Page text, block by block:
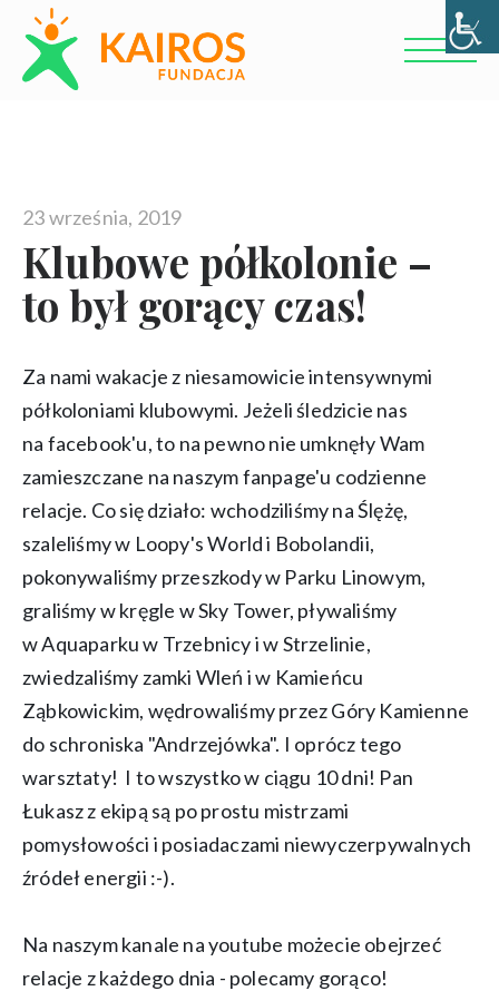
23 września, 2019
Klubowe półkolonie –
to był gorący czas!
Za nami wakacje z niesamowicie intensywnymi
półkoloniami klubowymi. Jeżeli śledzicie nas
na facebook'u, to na pewno nie umknęły Wam
zamieszczane na naszym fanpage'u codzienne
relacje. Co się działo: wchodziliśmy na Ślężę,
szaleliśmy w Loopy's World i Bobolandii,
pokonywaliśmy przeszkody w Parku Linowym,
graliśmy w kręgle w Sky Tower, pływaliśmy
w Aquaparku w Trzebnicy i w Strzelinie,
zwiedzaliśmy zamki Wleń i w Kamieńcu
Ząbkowickim, wędrowaliśmy przez Góry Kamienne
do schroniska "Andrzejówka". I oprócz tego
warsztaty! I to wszystko w ciągu 10 dni! Pan
Łukasz z ekipą są po prostu mistrzami
pomysłowości i posiadaczami niewyczerpywalnych
źródeł energii :-).
Na naszym kanale na youtube możecie obejrzeć
relacje z każdego dnia - polecamy gorąco!